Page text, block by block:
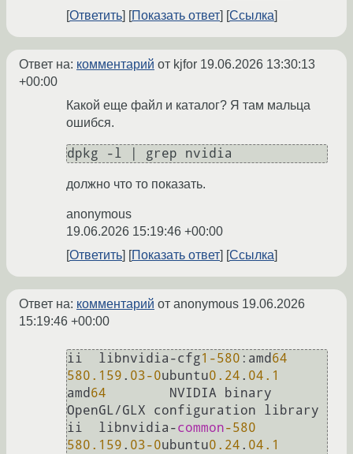
Ответить Показать ответ Ссылка
Ответ на: комментарий от kjfor 19.06.2026 13:30:13
+00:00
Какой еще файл и каталог? Я там мальца
ошибся.
должно что то показать.
anonymous
19.06.2026 15:19:46 +00:00
Ответить
Показать ответ Ссылка
Ответ на: комментарий от anonymous 19.06.2026
15:19:46 +00:00
ii  libnvidia-cfg1 -580 :amd 64
580.159 . 03-0ubuntu0.24 . 04.1
amd 64
        NVIDIA binary
OpenGL/GLX configuration library
ii  libnvidia-common-580
580.159 . 03-0ubuntu0.24 . 04.1